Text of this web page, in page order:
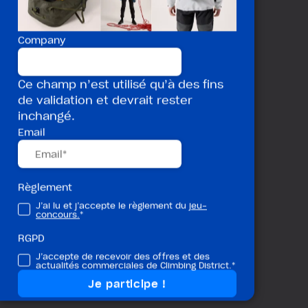
Company
Ce champ n’est utilisé qu’à des fins
de validation et devrait rester
inchangé.
Email
Règlement
J’ai lu et j’accepte le règlement du jeu-
concours.*
RGPD
J’accepte de recevoir des offres et des
actualités commerciales de Climbing District.*